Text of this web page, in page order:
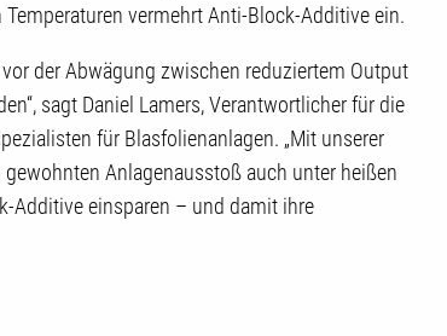
vermehrt Anti-Block-Additive ein.
der Abwägung zwischen reduziertem Output
sagt Daniel Lamers, Verantwortlicher für die
für Blasfolienanlagen. „Mit unserer
Anlagenausstoß auch unter heißen
Additive einsparen – und damit ihre